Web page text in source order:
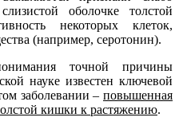
оболочке толстой
некоторых клеток,
(например, серотонин).
точной причины
науке известен ключевой
заболевании – повышенная
кишки к растяжению.